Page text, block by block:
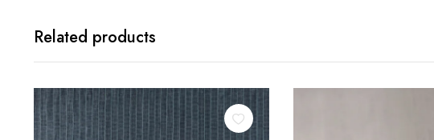
Related products